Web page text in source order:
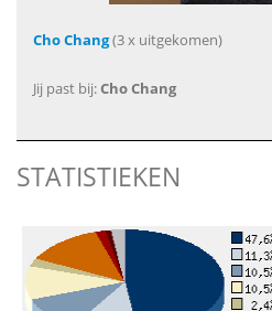
Cho Chang(3 x uitgekomen)
Jij past bij:Cho Chang
STATISTIEKEN